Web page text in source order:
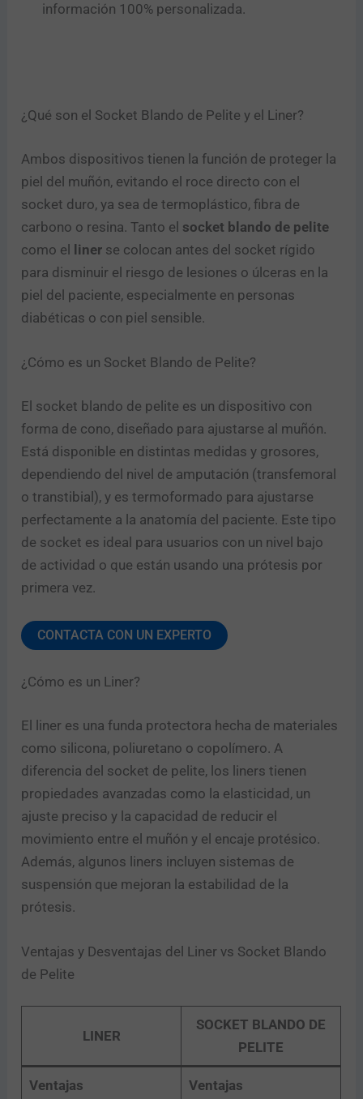
información 100% personalizada.
¿Qué son el Socket Blando de Pelite y el Liner?
Ambos dispositivos tienen la función de proteger la
piel del muñón, evitando el roce directo con el
socket duro, ya sea de termoplástico, fibra de
carbono o resina. Tanto el socket blando de pelite
como el liner se colocan antes del socket rígido
para disminuir el riesgo de lesiones o úlceras en la
piel del paciente, especialmente en personas
diabéticas o con piel sensible.
¿Cómo es un Socket Blando de Pelite?
El socket blando de pelite es un dispositivo con
forma de cono, diseñado para ajustarse al muñón.
Está disponible en distintas medidas y grosores,
dependiendo del nivel de amputación (transfemoral
o transtibial), y es termoformado para ajustarse
perfectamente a la anatomía del paciente. Este tipo
de socket es ideal para usuarios con un nivel bajo
de actividad o que están usando una prótesis por
primera vez.
CONTACTA CON UN EXPERTO
¿Cómo es un Liner?
El liner es una funda protectora hecha de materiales
como silicona, poliuretano o copolímero. A
diferencia del socket de pelite, los liners tienen
propiedades avanzadas como la elasticidad, un
ajuste preciso y la capacidad de reducir el
movimiento entre el muñón y el encaje protésico.
Además, algunos liners incluyen sistemas de
suspensión que mejoran la estabilidad de la
prótesis.
Ventajas y Desventajas del Liner vs Socket Blando
de Pelite
LINER
SOCKET BLANDO DE
PELITE
Ventajas Ventajas